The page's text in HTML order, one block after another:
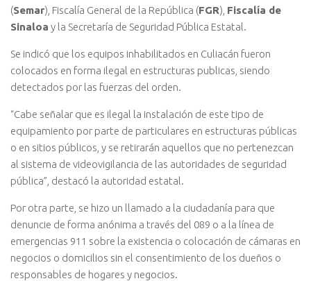
(Semar), Fiscalía General de la República (FGR), Fiscalía de
Sinaloa y la Secretaría de Seguridad Pública Estatal.
Se indicó que los equipos inhabilitados en Culiacán fueron
colocados en forma ilegal en estructuras publicas, siendo
detectados por las fuerzas del orden.
“Cabe señalar que es ilegal la instalación de este tipo de
equipamiento por parte de particulares en estructuras públicas
o en sitios públicos, y se retirarán aquellos que no pertenezcan
al sistema de videovigilancia de las autoridades de seguridad
pública”, destacó la autoridad estatal.
Por otra parte, se hizo un llamado a la ciudadanía para que
denuncie de forma anónima a través del 089 o a la línea de
emergencias 911 sobre la existencia o colocación de cámaras en
negocios o domicilios sin el consentimiento de los dueños o
responsables de hogares y negocios.